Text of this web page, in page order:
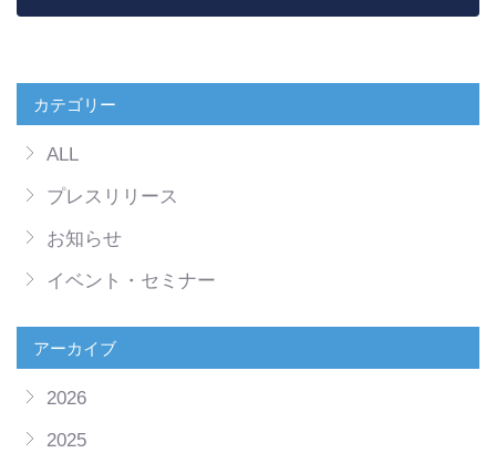
カテゴリー
ALL
プレスリリース
お知らせ
イベント・セミナー
アーカイブ
2026
2025